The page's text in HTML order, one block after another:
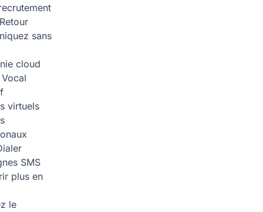
Retour
sans
cloud
virtuels
SMS
plus en
le